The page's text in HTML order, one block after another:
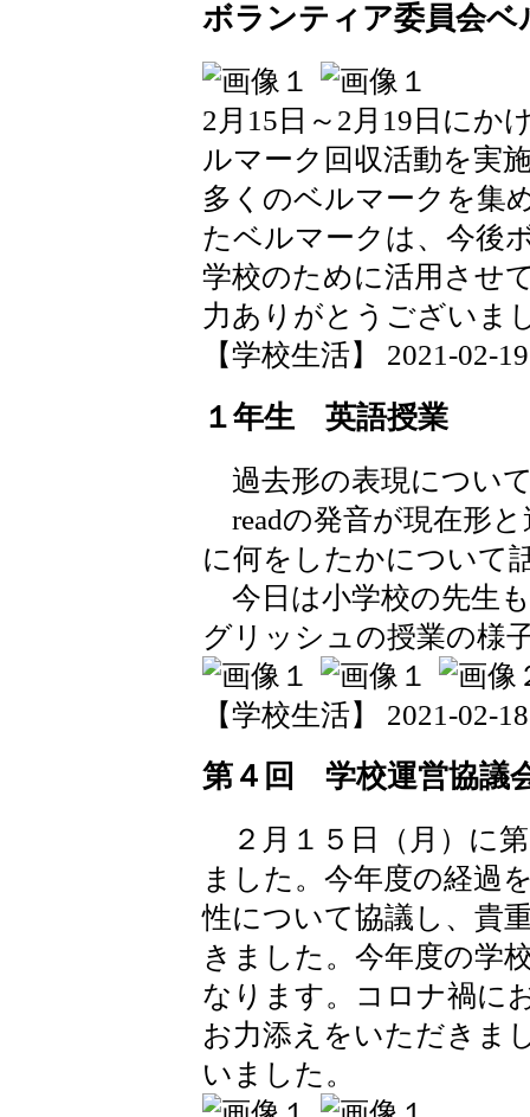
ボランティア委員会ベ
2月15日～2月19日にか
ルマーク回収活動を実
多くのベルマークを集
たベルマークは、今後
学校のために活用させ
力ありがとうございま
【学校生活】 2021-02-
１年生 英語授業
過去形の表現につい
readの発音が現在形
に何をしたかについて
今日は小学校の先生
グリッシュの授業の様
【学校生活】 2021-02-
第４回 学校運営協議
２月１５日（月）に
ました。今年度の経過
性について協議し、貴
きました。今年度の学
なります。コロナ禍に
お力添えをいただきま
いました。